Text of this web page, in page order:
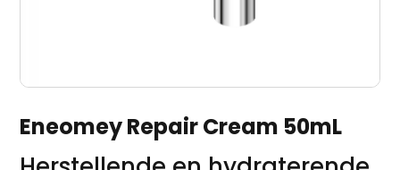
Eneomey Repair Cream 50mL